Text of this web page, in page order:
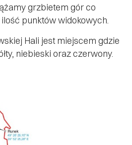
grzbietem gór co
punktów widokowych.
Hali jest miejscem gdzie
niebieski oraz czerwony.